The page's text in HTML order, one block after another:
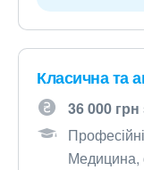
Класична та
36 000 грн
Медицина,